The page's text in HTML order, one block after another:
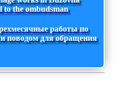
to the ombudsman
работы по
поводом для обращения